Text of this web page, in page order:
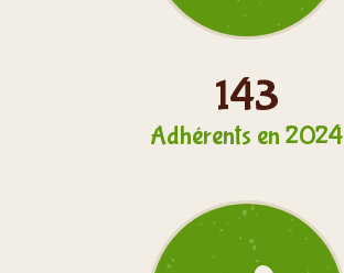
150
Adhérents en 2024